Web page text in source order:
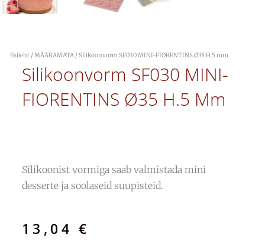
Esileht /MÄÄRAMATA / Silikoonvorm SF030 MINI-FIORENTINS Ø35 H.5 mm
Silikoonvorm SF030 MINI-
FIORENTINS Ø35 H.5 Mm
Silikoonist vormiga saab valmistada mini
desserte ja soolaseid suupisteid.
13,04€